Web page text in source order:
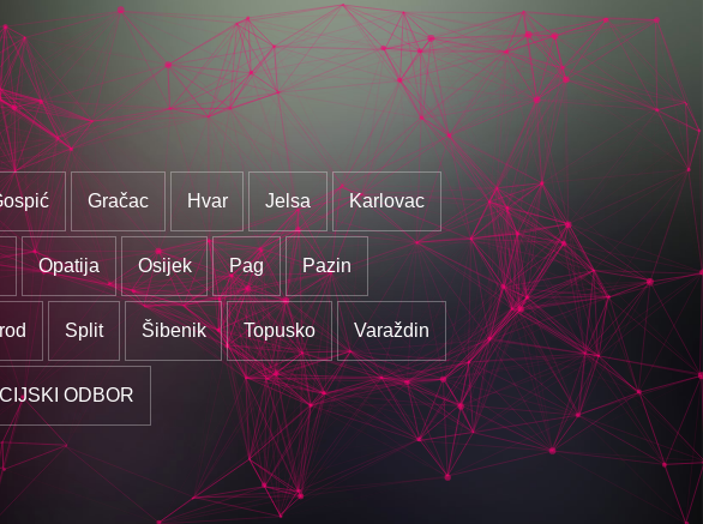
Gračac Hvar Jelsa Karlovac
Opatija Osijek Pag Pazin
Split Šibenik Topusko Varaždin
ODBOR